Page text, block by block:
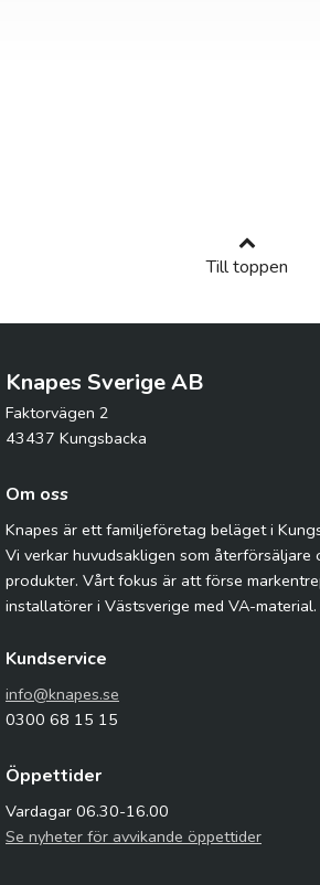
Till toppen
Knapes Sverige AB
Faktorvägen 2
43437 Kungsbacka
Om oss
Knapes är ett familjeföretag beläget i
Vi verkar huvudsakligen som återförsäljare
produkter. Vårt fokus är att förse
installatörer i Västsverige med VA-material.
Kundservice
info@knapes.se
0300 68 15 15
Öppettider
Vardagar 06.30-16.00
Se nyheter för avvikande öppettider